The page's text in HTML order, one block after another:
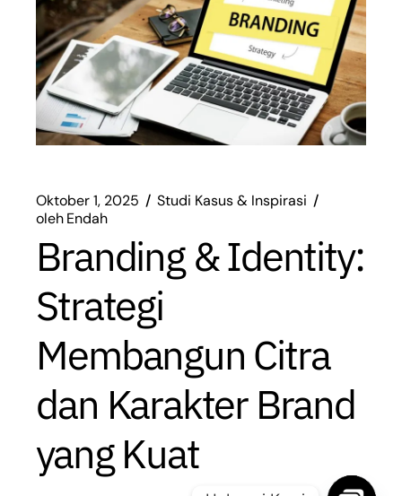
Oktober 1, 2025
Studi Kasus & Inspirasi
olehEndah
Branding & Identity:
Strategi
Membangun Citra
dan Karakter Brand
yang Kuat